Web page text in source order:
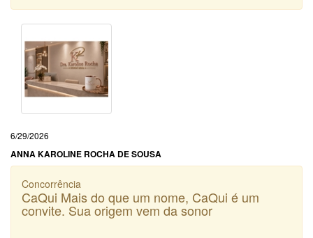
6/29/2026
ANNA KAROLINE ROCHA DE SOUSA
Concorrência
CaQui Mais do que um nome, CaQui é um
convite. Sua origem vem da sonor